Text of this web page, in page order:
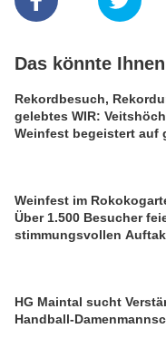
Das könnte
Rekordbesuch,
gelebtes WIR:
Weinfest begeistert auf
Weinfest im
Über 1.500 Besucher
stimmungsvollen
HG Maintal sucht
Handball-